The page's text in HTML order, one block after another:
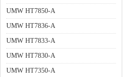
UMW HT7850-A
UMW HT7836-A
UMW HT7833-A
UMW HT7830-A
UMW HT7350-A